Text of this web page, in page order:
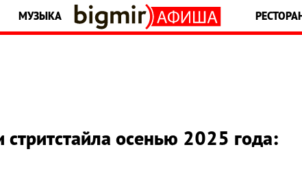
МУЗЫКА
стритстайла осенью 2025 года: